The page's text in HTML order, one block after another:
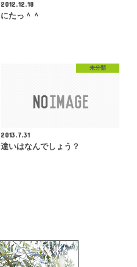
2012.12.18
にたっ＾＾
未分類
2013.7.31
違いはなんでしょう？